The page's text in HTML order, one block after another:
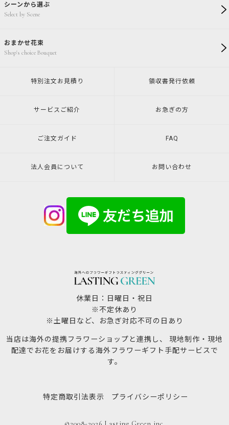
シーンから選ぶ
Select by Scene
おまかせ花束
Shop's choice Bouquet
特別注文 お見積り 領収書発行依頼
サービスご紹介 お急ぎの方
ご注文ガイド FAQ
法人会員について お問い合わせ
休業日：日曜日・祝日
※不定休あり
※土曜日など、お急ぎ対応不可の日あり
当店は海外の提携フラワーショップと連携し、 現地制作・現地
配達でお花をお届けする海外フラワーギフト手配サービスで
す。
特定商取引法表示 プライバシーポリシー